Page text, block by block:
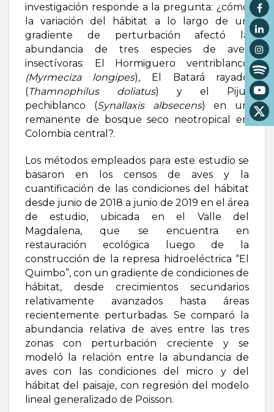
investigación responde a la pregunta: ¿cómo
la variación del hábitat a lo largo de un
gradiente de perturbación afectó la
abundancia de tres especies de aves
insectívoras: El Hormiguero ventriblanco
(Myrmeciza longipes), El Batará rayado
(Thamnophilus doliatus) y el Pijuí
pechiblanco (Synallaxis albsecens) en un
remanente de bosque seco neotropical en
Colombia central?.
Los métodos empleados para este estudio se
basaron en los censos de aves y la
cuantificación de las condiciones del hábitat
desde junio de 2018 a junio de 2019 en el área
de estudio, ubicada en el Valle del
Magdalena, que se encuentra en
restauración ecológica luego de la
construcción de la represa hidroeléctrica “El
Quimbo”, con un gradiente de condiciones de
hábitat, desde crecimientos secundarios
relativamente avanzados hasta áreas
recientemente perturbadas. Se comparó la
abundancia relativa de aves entre las tres
zonas con perturbación creciente y se
modeló la relación entre la abundancia de
aves con las condiciones del micro y del
hábitat del paisaje, con regresión del modelo
lineal generalizado de Poisson.